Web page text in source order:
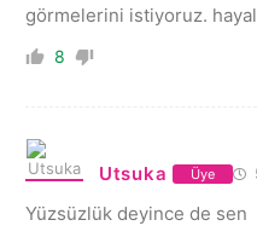
görmelerini istiyoruz.
8
Utsuka Üye
Yüzsüzlük deyince de sen